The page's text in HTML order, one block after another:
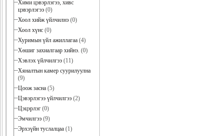
Хими цэвэрлэгээ, хивс
цэвэрлэгээ (0)
Хоол хийж үйлчилнэ (0)
Хоол хүнс (0)
Хуримын үйл ажиллагаа (4)
Хөшиг захиалгаар хийнэ. (0)
Хэвлэх үйлчилгээ (11)
Хяналтын камер суурилуулна
(9)
Цоож засна (5)
Цэвэрлэгээ үйлчилгээ (2)
Цэцэрлэг (0)
Эмчилгээ (9)
Эрхзүйн туслалцаа (1)